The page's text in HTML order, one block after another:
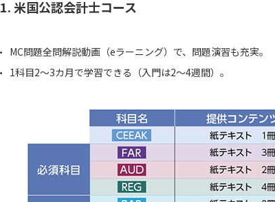
1. 米国公認会計士コース
MC問題全問解説動画（eラーニング）で、問題演習も充実。
1科目2～3カ月で学習できる（入門は2〜4週間）。